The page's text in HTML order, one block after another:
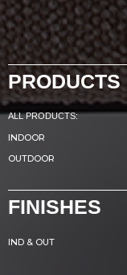
PRODUCTS
ALL PRODUCTS:
INDOOR
OUTDOOR
FINISHES
IND & OUT